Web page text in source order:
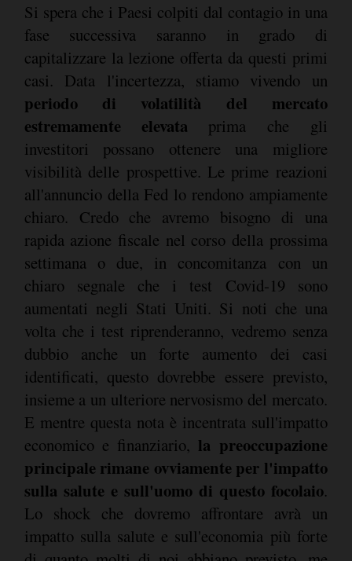
Si spera che i Paesi colpiti dal contagio in una
fase successiva saranno in grado di
capitalizzare la lezione offerta da questi primi
casi. Data l'incertezza, stiamo vivendo un
periodo di volatilità del mercato
estremamente elevata prima che gli
investitori possano ottenere una migliore
visibilità delle prospettive. Le prime reazioni
all'annuncio della Fed lo rendono ampiamente
chiaro. Credo che avremo bisogno di una
rapida azione fiscale nel corso della prossima
settimana o due, in concomitanza con un
chiaro segnale che i test Covid-19 sono
aumentati negli Stati Uniti. Si noti che una
volta che i test riprenderanno, vedremo senza
dubbio anche un forte aumento dei casi
identificati, questo dovrebbe essere previsto,
insieme a un ulteriore nervosismo del mercato.
E mentre questa nota è incentrata sull'impatto
economico e finanziario, la preoccupazione
principale rimane ovviamente per l'impatto
sulla salute e sull'uomo di questo focolaio.
Lo shock che dovremo affrontare avrà un
impatto sulla salute e sull'economia più forte